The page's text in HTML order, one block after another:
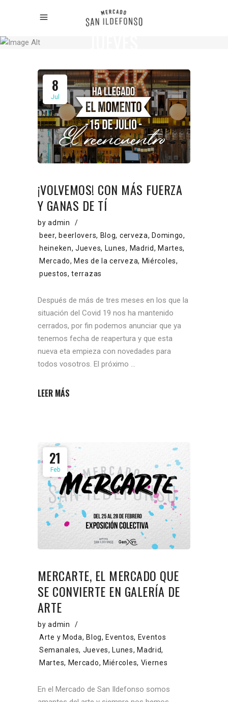
8
Jul
¡VOLVEMOS! CON MÁS FUERZA
Y GANAS DE TÍ
byadmin
beer,beerlovers, Blog, cerveza,Domingo,
heineken,Jueves, Lunes, Madrid,Martes,
Mercado,Mes de la cerveza, Miércoles,
puestos,terrazas
Después de más de tres meses en los que la
situación del Covid 19 nos ha mantenido
cerrados, por fin podemos anunciar que ya
tenemos fecha de reapertura y que esta
nueva eta empieza con novedades para
todos vosotros. El próximo
LEER MÁS
21
Feb
MERCARTE, EL MERCADO QUE
SE CONVIERTE EN GALERÍA DE
ARTE
byadmin
Arte y Moda, Blog, Eventos, Eventos
Semanales, Jueves, Lunes, Madrid,
Martes, Mercado, Miércoles, Viernes
En el Mercado de San Ildefonso somos